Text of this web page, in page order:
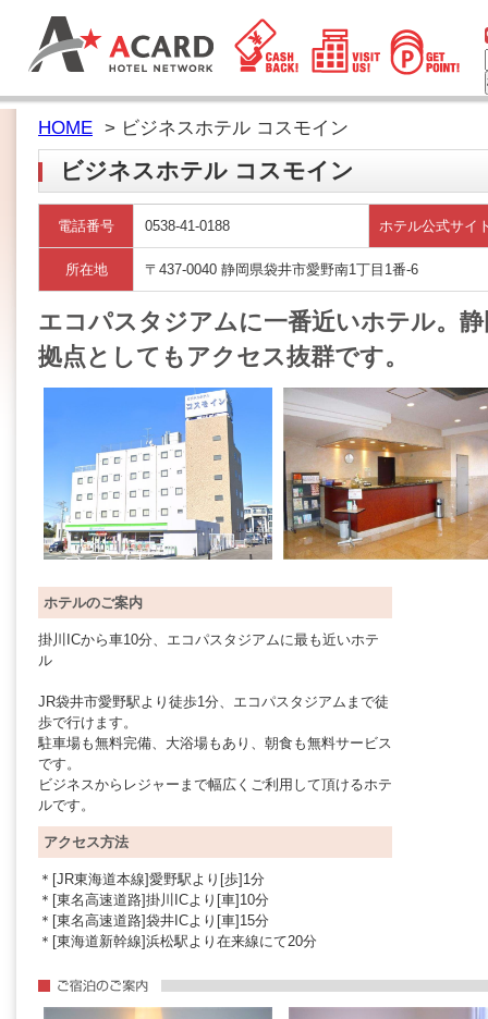
HOME > ビジネスホテル コスモイン
ビジネスホテル コスモイン
電話番号 0538-41-0188 ホテル公式サイ
所在地 〒437-0040 静岡県袋井市愛野南1丁目1番-6
エコパスタジアムに一番近いホテル。
拠点としてもアクセス抜群です。
ホテルのご案内
掛川ICから車10分、エコパスタジアムに最も近いホテ
ル
JR袋井市愛野駅より徒歩1分、エコパスタジアムまで徒
歩で行けます。
駐車場も無料完備、大浴場もあり、朝食も無料サービス
です。
ビジネスからレジャーまで幅広くご利用して頂けるホテ
ルです。
アクセス方法
＊[JR東海道本線]愛野駅より[歩]1分
＊[東名高速道路]掛川ICより[車]10分
＊[東名高速道路]袋井ICより[車]15分
＊[東海道新幹線]浜松駅より在来線にて20分